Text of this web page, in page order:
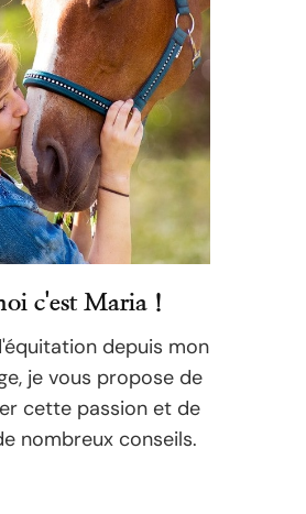
c'est Maria !
depuis mon
je vous propose de
cette passion et de
nombreux conseils.